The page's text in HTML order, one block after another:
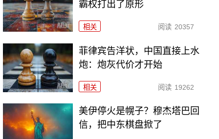
霸权打出了原形
相关 阅读 20357
菲律宾告洋状，中国直接上水
炮：炮灰代价才开始
相关 阅读 19262
美伊停火是幌子？穆杰塔巴回
信，把中东棋盘掀了